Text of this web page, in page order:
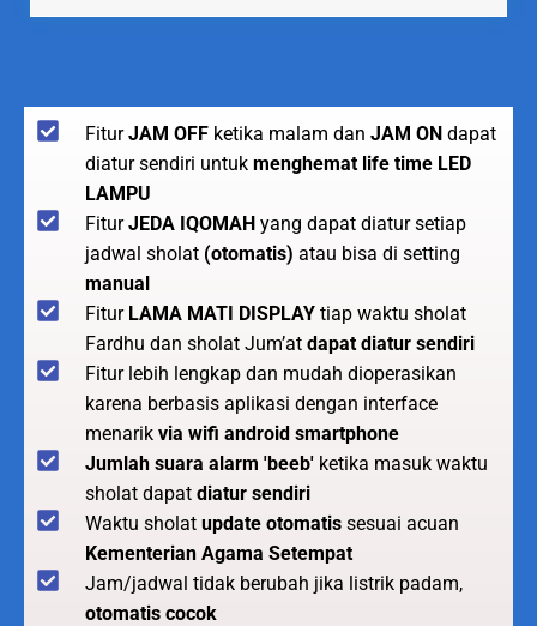
FiturJAM OFF ketika malam dan JAM ON dapat
diatur sendiri untuk menghemat life time LED
LAMPU
FiturJEDA IQOMAH yang dapat diatur setiap
jadwal sholat (otomatis) atau bisa di setting
manual
Fitur LAMA MATI DISPLAY tiap waktu sholat
Fardhu dan sholat Jum’at dapat diatur sendiri
Fitur lebih lengkap dan mudah dioperasikan
karena berbasis aplikasi dengan interface
menarik via wifi android smartphone
Jumlah suara alarm 'beeb' ketika masuk waktu
sholat dapat diatur sendiri
Waktu sholat update otomatis sesuai acuan
Kementerian Agama Setempat
Jam/jadwal tidak berubah jika listrik padam,
otomatis cocok